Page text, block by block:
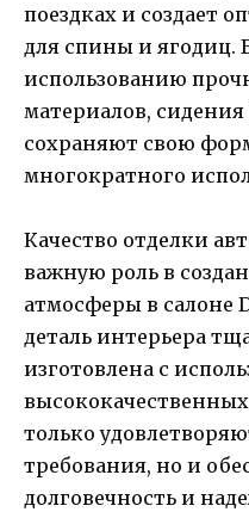
поездках и создает
для спины и ягодиц.
использованию
материалов, сидения
сохраняют свою
многократного
Качество отделки
важную роль в
атмосферы в салоне
деталь интерьера
изготовлена с
только
требования, но и
долговечность и